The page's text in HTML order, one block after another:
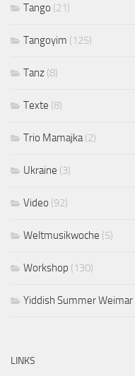
Tango (21)
Tangoyim (125)
Tanz (8)
Texte (8)
Trio Mamajka(2)
Ukraine (3)
Video (92)
Weltmusikwoche (5)
Workshop (130)
Yiddish Summer Weimar
LINKS